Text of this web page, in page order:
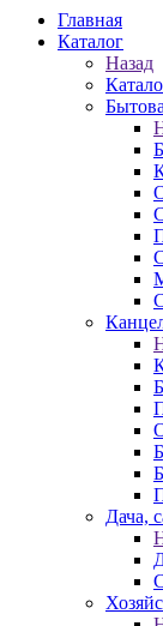
Главная
Каталог
Назад
Дача,